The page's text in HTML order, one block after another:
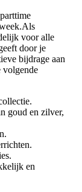
voor alle
door je
bijdrage aan
volgende
goud en zilver,
en